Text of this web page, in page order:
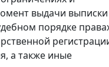
выдачи выписки
порядке
а также иные